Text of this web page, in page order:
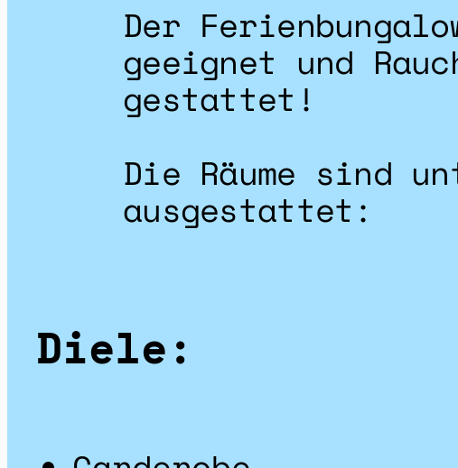
Der
geeignet und
gestattet!
Die Räume sind
ausgestattet:
Diele: